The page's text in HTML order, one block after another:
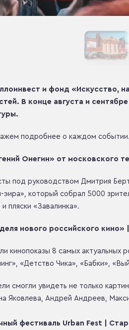
и фонд «Искусство,
В конце августа и
подробнее о каждом событии.
Онегин» от московского
под руководством Дмитрия
эира», который собрал 5000
и пляски «Завалинка».
нового российского
кинопоказы 8 самых актуальных
«Детство Чика», «Бабки»,
смогли увидеть не только
Яковлева, Андрей Андреев,
фестиваль Urban Fest |